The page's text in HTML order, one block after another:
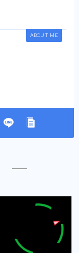
ABOUT ME